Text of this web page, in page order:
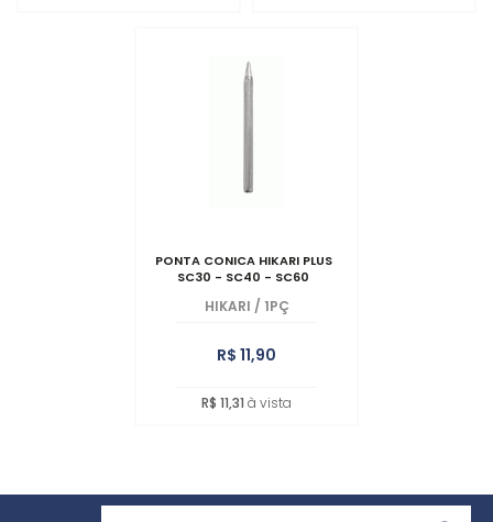
PONTA CONICA HIKARI PLUS
SC30 - SC40 - SC60
HIKARI / 1PÇ
R$ 11,90
R$ 11,31 à vista